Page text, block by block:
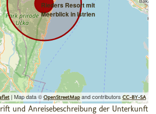
Rieders Resort mit
Meerblick in Istrien
| Map data © OpenStreetMap and contributors CC-BY-SA
und Anreisebeschreibung der Unterkunft